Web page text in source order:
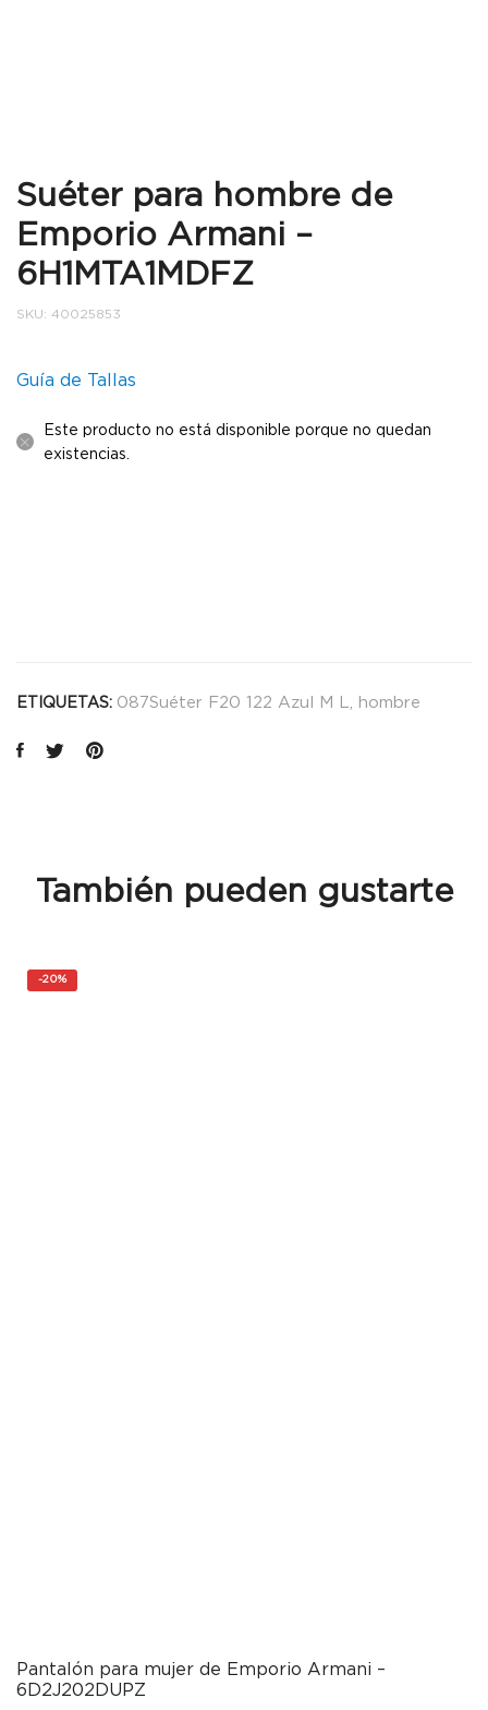
Suéter para hombre de
Emporio Armani –
6H1MTA1MDFZ
SKU: 40025853
Guía de Tallas
Este producto no está disponible porque no quedan
existencias.
ETIQUETAS: 087Suéter F20 122 Azul M L hombre
También pueden gustarte
-20%
Pantalón para mujer de Emporio Armani –
6D2J202DUPZ